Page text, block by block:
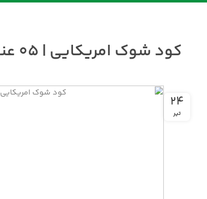
کود شوک امریکایی | ۰۵ عنوان برای تاثیر کود شوک بر باغات صنعتی!
۲۴
تیر